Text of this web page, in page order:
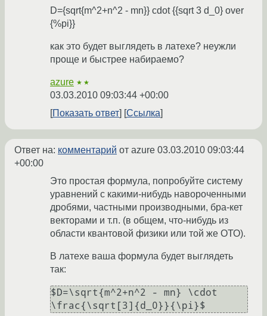
D={sqrt{m^2+n^2 - mn}} cdot {{sqrt 3 d_0} over
{%pi}}
как это будет выглядеть в латехе? неужли
проще и быстрее набираемо?
azure ★★
03.03.2010 09:03:44 +00:00
Показать ответ
Ссылка
Ответ на: комментарий от azure 03.03.2010 09:03:44
+00:00
Это простая формула, попробуйте систему
уравнений с какими-нибудь навороченными
дробями, частными производными, бра-кет
векторами и т.п. (в общем, что-нибудь из
области квантовой физики или той же ОТО).
В латехе ваша формула будет выглядеть
так:
$D=\sqrt{m^2+n^2 - mn} \cdot